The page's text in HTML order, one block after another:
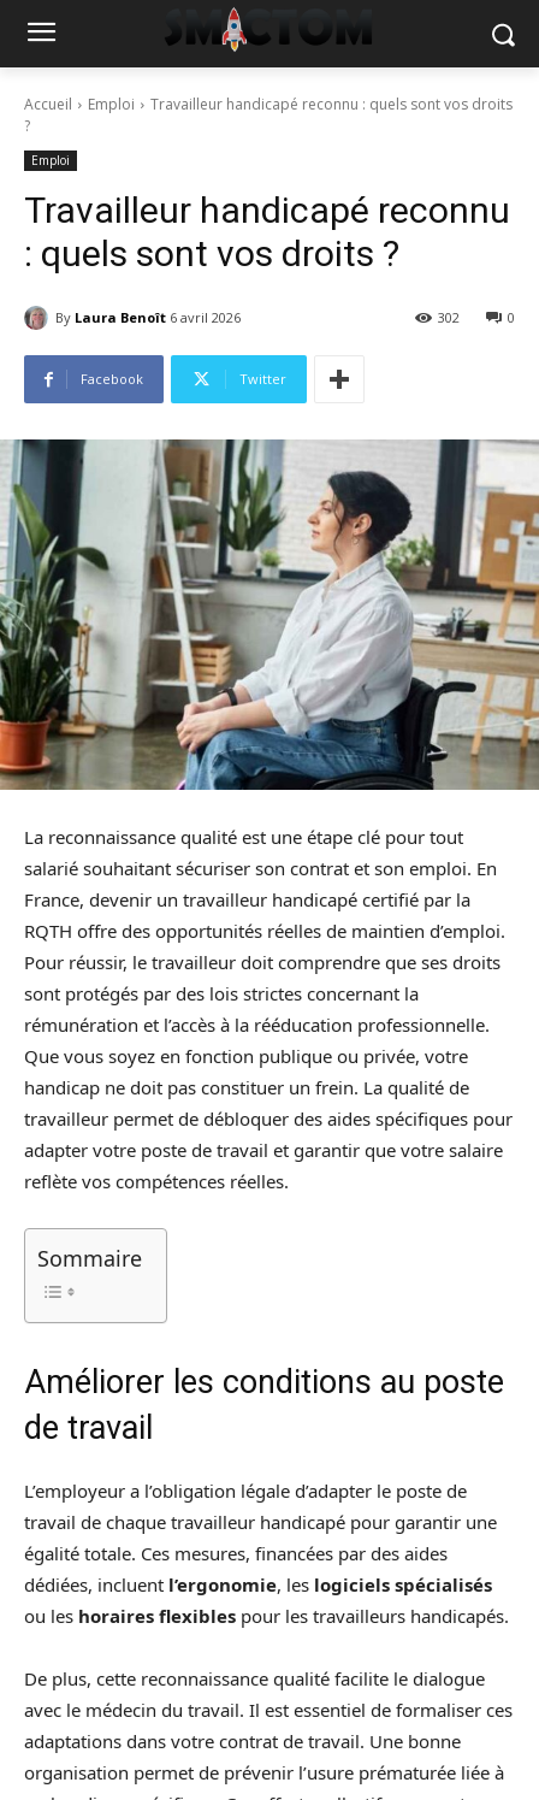
Accueil Emploi
Travailleur handicapé reconnu : quels sont vos droits
?
Emploi
Travailleur handicapé reconnu
: quels sont vos droits ?
By Laura Benoît 6 avril 2026 0
302
Facebook Twitter
La reconnaissance qualité est une étape clé pour tout
salarié souhaitant sécuriser son contrat et son emploi. En
France, devenir un travailleur handicapé certifié par la
RQTH offre des opportunités réelles de maintien d’emploi.
Pour réussir, le travailleur doit comprendre que ses droits
sont protégés par des lois strictes concernant la
rémunération et l’accès à la rééducation professionnelle.
Que vous soyez en fonction publique ou privée, votre
handicap ne doit pas constituer un frein. La qualité de
travailleur permet de débloquer des aides spécifiques pour
adapter votre poste de travail et garantir que votre salaire
reflète vos compétences réelles.
Sommaire
Améliorer les conditions au poste
de travail
L’employeur a l’obligation légale d’adapter le poste de
travail de chaque travailleur handicapé pour garantir une
égalité totale. Ces mesures, financées par des aides
dédiées, incluent l’ergonomie, les logiciels spécialisés
ou les horaires flexibles pour les travailleurs handicapés.
De plus, cette reconnaissance qualité facilite le dialogue
avec le médecin du travail. Il est essentiel de formaliser ces
adaptations dans votre contrat de travail. Une bonne
organisation permet de prévenir l’usure prématurée liée à